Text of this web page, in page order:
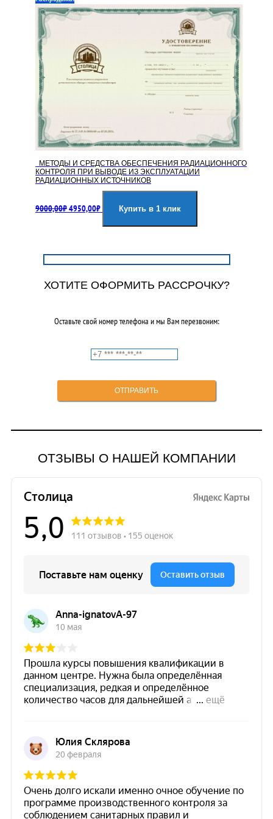
МЕТОДЫ И СРЕДСТВА ОБЕСПЕЧЕНИЯ РАДИАЦИОННОГО
КОНТРОЛЯ ПРИ ВЫВОДЕ ИЗ ЭКСПЛУАТАЦИИ
РАДИАЦИОННЫХ ИСТОЧНИКОВ
9000,00₽цена
4950,00₽цена:
Купить в 1 клик
ХОТИТЕ ОФОРМИТЬ РАССРОЧКУ?
Оставьте свой номер телефона и мы Вам перезвоним:
ОТЗЫВЫ О НАШЕЙ КОМПАНИИ